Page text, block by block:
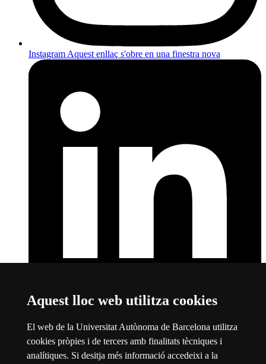
Aquest lloc web utilitza cookies
El web de la Universitat Autònoma de Barcelona utilitza
cookies pròpies i de tercers amb finalitats tècniques i
analítiques. Si desitja més informació accedeixi a la
Instagram Aquest enllaç s'obre en una finestra nova
LinkedInAquest enllaç s'obre en una finestra nova
Sobre el web
Universitat Autònoma de Barcelona